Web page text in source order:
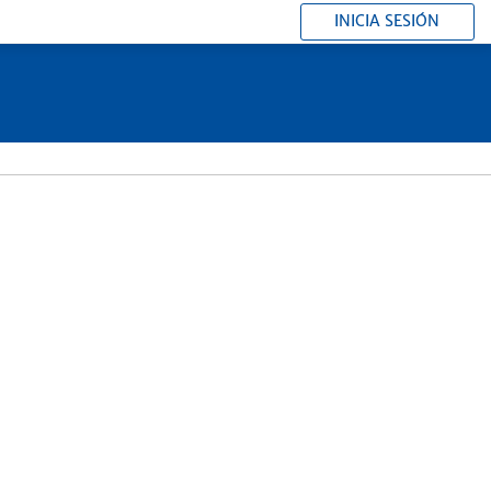
INICIA SESIÓN